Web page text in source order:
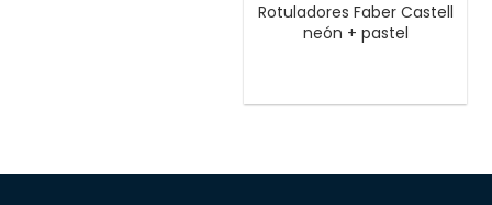
Rotuladores Faber Castell
neón + pastel